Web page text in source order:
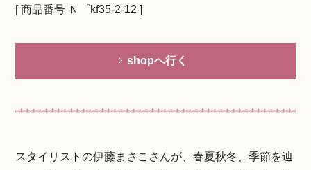
[ 商品番号 Ｎ゜kf35-2-12 ]
shopへ行く
スタイリストの伊藤まさこさんが、春夏秋冬、季節を辿